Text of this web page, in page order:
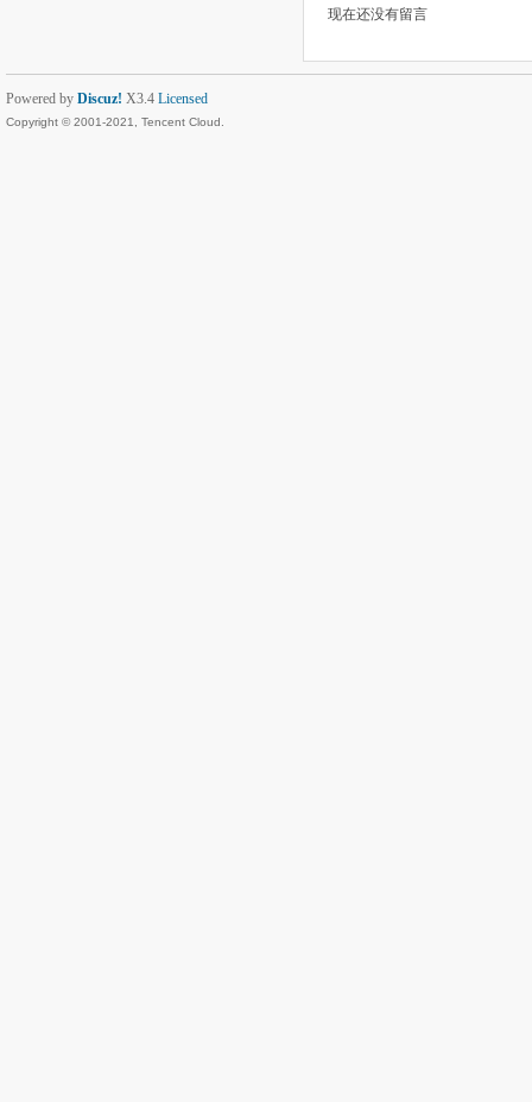
现在还没有留言
Powered by Discuz! X3.4 Licensed
Copyright © 2001-2021, Tencent Cloud.